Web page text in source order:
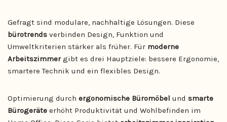
Gefragt sind modulare, nachhaltige Lösungen. Diese
bürotrends verbinden Design, Funktion und
Umweltkriterien stärker als früher. Für moderne
Arbeitszimmergibt es drei Hauptziele: bessere Ergonomie,
smartere Technik und ein flexibles Design.
Optimierung durch ergonomische Büromöbel und smarte
Bürogeräte erhöht Produktivität und Wohlbefinden im